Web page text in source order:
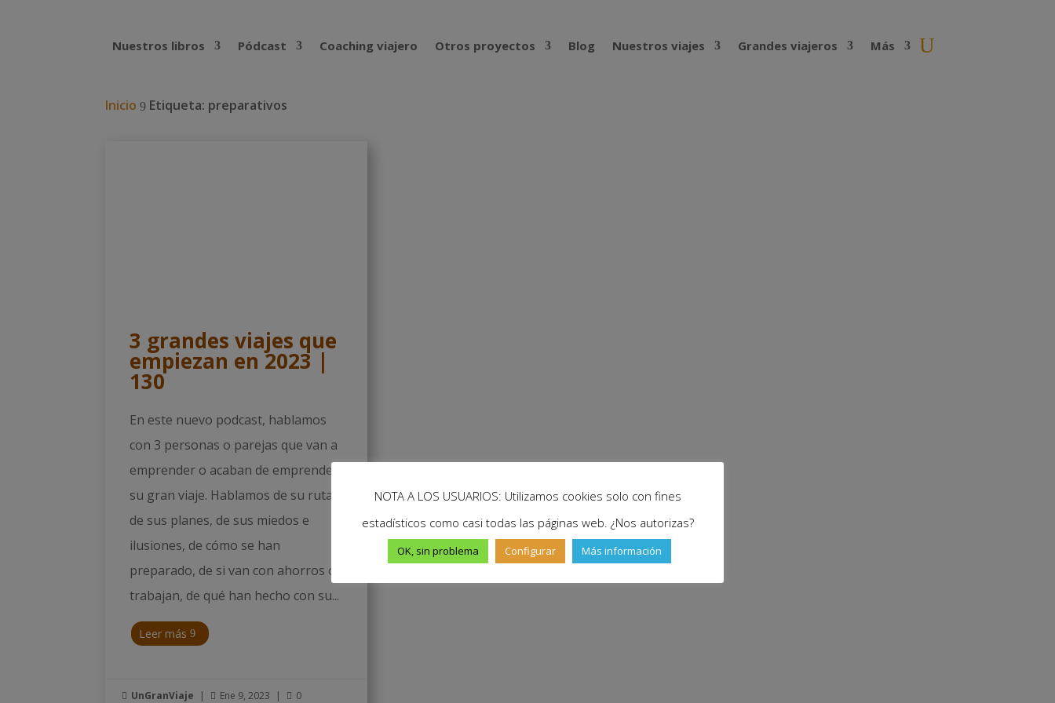
Nuestros libros Pódcast Coaching viajero Otros proyectos Blog Nuestros viajes Grandes viajeros Más
Inicio 9 Etiqueta: preparativos
3 grandes viajes que
empiezan en 2023 |
130
En este nuevo podcast, hablamos
con 3 personas o parejas que van a
emprender o acaban de emprender
su gran viaje. Hablamos de su ruta,
de sus planes, de sus miedos e
ilusiones, de cómo se han
preparado, de si van con ahorros o
trabajan, de qué han hecho con su...
Leer más
 UnGranViaje |  Ene 9, 2023 |  0
NOTA A LOS USUARIOS: Utilizamos cookies solo con fines
estadísticos como casi todas las páginas web. ¿Nos autorizas?
OK, sin problema Configurar Más información